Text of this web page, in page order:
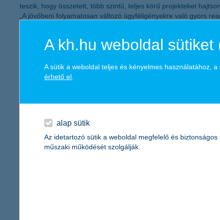
teszik, hogy összetett, több szintű, teljes körű projekteket
„A jövőbeni folyamatosan változó ügyféligényekre való gyors
igazgatója.
ezáltal hozzáférést biztosítsunk ügyfeleink számára azokhoz
vezérigazgatója.
piaci igényeknek. A Temenos T24 bevezetése során a
mutatott rá
David Moucheron
A bankok felismerték, hogy változtatniuk kell jelenlegi
és az ügyfélbázis elvárásainak. Ezért a működési modellek
büszke arra, hogy figyelme középpontjában az ügyfél áll. Arra
megvalósításában. Ezért még nagyobb megtiszteltetés
A kh.hu weboldal sütiket
A sütik a weboldal teljes és kényelmes használatához,
érhető el
alap sütik
Az idetartozó sütik a weboldal megfelelő és biztonságos
műszaki működését szolgálják.